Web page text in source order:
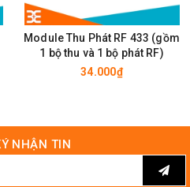
433Mhz là 17Cm. Điện trở nội
có vấn đề về chất lượng hoặc
đến trung tâm bảo hành của
Module Thu Phát RF 433 (gồm
1 bộ thu và 1 bộ phát RF)
34.000₫
NHẬN TIN